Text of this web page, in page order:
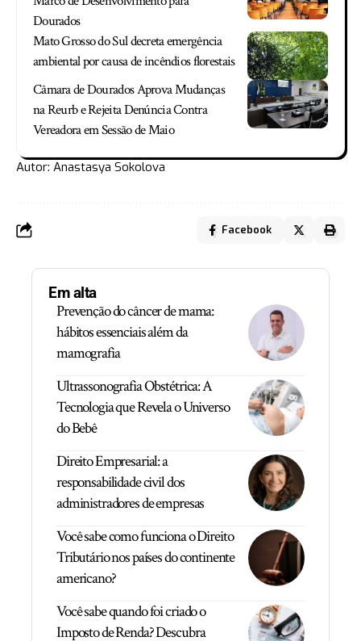
Dourados
Mato Grosso do Sul decreta emergência
ambiental por causa de incêndios florestais
Câmara de Dourados Aprova Mudanças
na Reurb e Rejeita Denúncia Contra
Vereadora em Sessão de Maio
Autor: Anastasya Sokolova
Facebook
Em alta
Prevenção do câncer de mama:
hábitos essenciais além da
mamografia
Ultrassonografia Obstétrica: A
Tecnologia que Revela o Universo
do Bebê
Direito Empresarial: a
responsabilidade civil dos
administradores de empresas
Você sabe como funciona o Direito
Tributário nos países do continente
americano?
Você sabe quando foi criado o
Imposto de Renda? Descubra